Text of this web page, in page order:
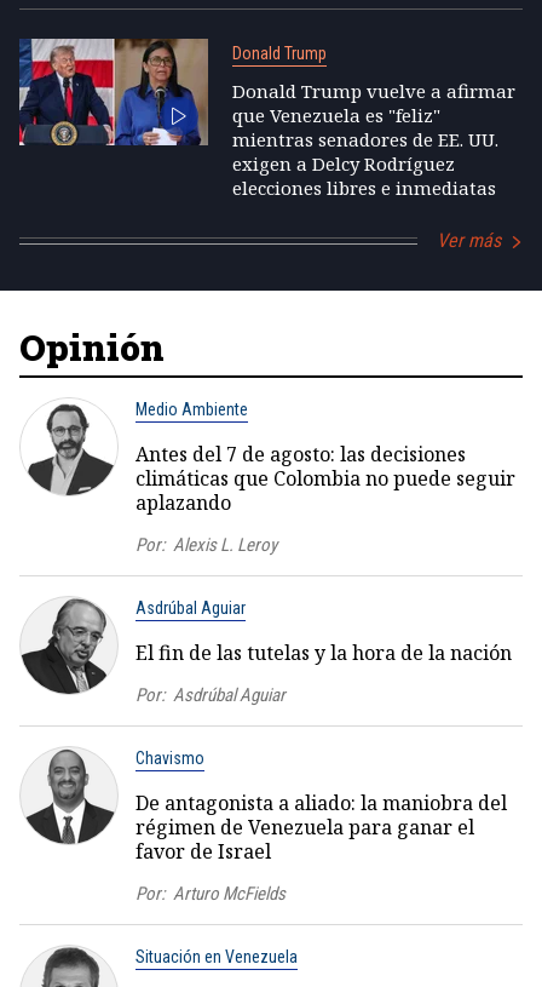
Donald Trump
Donald Trump vuelve a afirmar
que Venezuela es "feliz"
mientras senadores de EE. UU.
exigen a Delcy Rodríguez
elecciones libres e inmediatas
Ver más
Opinión
Medio Ambiente
Antes del 7 de agosto: las decisiones
climáticas que Colombia no puede seguir
aplazando
Por: Alexis L. Leroy
Asdrúbal Aguiar
El fin de las tutelas y la hora de la nación
Por: Asdrúbal Aguiar
Chavismo
De antagonista a aliado: la maniobra del
régimen de Venezuela para ganar el
favor de Israel
Por: Arturo McFields
Situación en Venezuela